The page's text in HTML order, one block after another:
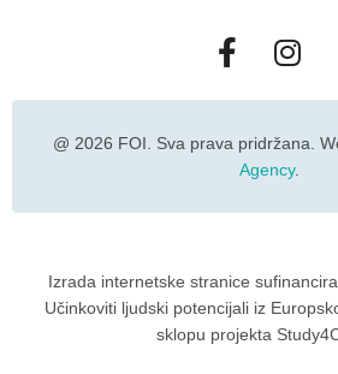
@ 2026 FOI. Sva prava pridržana.
Agency.
Izrada internetske stranice
Učinkoviti ljudski potencijali iz
sklopu projekta